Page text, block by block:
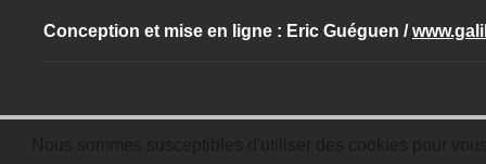
Nous sommes susceptibles d'utiliser des cookies pour
Conception et mise en ligne : Eric Guéguen /